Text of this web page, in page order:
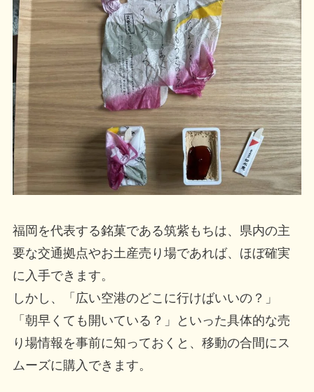
福岡を代表する銘菓である筑紫もちは、県内の主
要な交通拠点やお土産売り場であれば、ほぼ確実
に入手できます。
しかし、「広い空港のどこに行けばいいの？」
「朝早くても開いている？」といった具体的な売
り場情報を事前に知っておくと、移動の合間にス
ムーズに購入できます。